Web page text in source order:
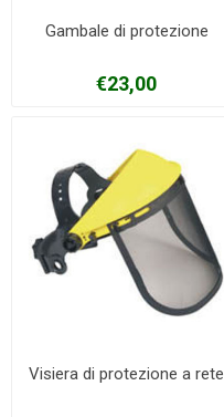
Gambale di protezione
€23,00
Visiera di protezione a rete